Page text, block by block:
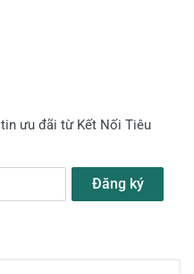
ưu đãi từ Kết Nối Tiêu
Đăng ký